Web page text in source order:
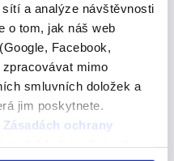
a analýze návštěvnosti
o tom, jak náš web
Facebook,
mimo
smluvních doložek a
jim poskytnete.
Zásadách ochrany
(Chodí spát o
(bez "Day")
(Na Vánoce